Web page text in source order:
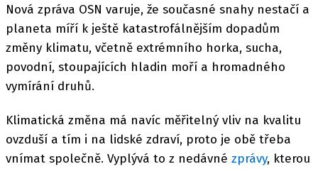
Nová zpráva OSN varuje, že současné snahy nestačí a
planeta míří k ještě katastrofálnějším dopadům
změny klimatu, včetně extrémního horka, sucha,
povodní, stoupajících hladin moří a hromadného
vymírání druhů.
Klimatická změna má navíc měřitelný vliv na kvalitu
ovzduší a tím i na lidské zdraví, proto je obě třeba
vnímat společně. Vyplývá to z nedávné zprávy, kterou